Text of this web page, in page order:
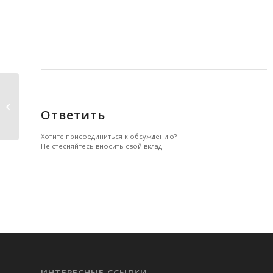
Ответить
Хотите присоединиться к обсуждению?
Не стесняйтесь вносить свой вклад!